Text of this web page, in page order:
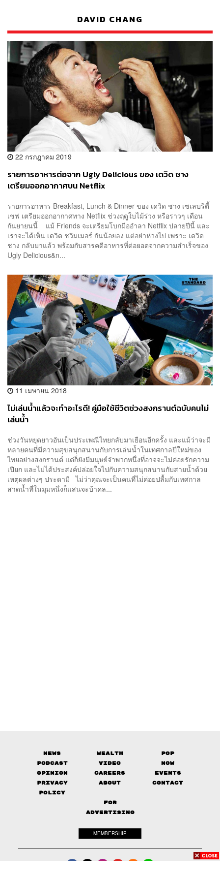
DAVID CHANG
22 กรกฎาคม 2019
รายการอาหารต่อจาก Ugly Delicious ของ เดวิด ชาง
เตรียมออกอากาศบน Netflix
รายการอาหาร Breakfast, Lunch & Dinner ของ เดวิด ชาง เซเลบริตี้
เชฟ เตรียมออกอากาศทาง Netflix ช่วงฤดูใบไม้ร่วง หรือราวๆ เดือน
กันยายนนี้ แม้ Friends จะเตรียมโบกมืออำลา Netflix ปลายปีนี้ และ
เราจะได้เห็น เดวิด ชวิมเมอร์ กันน้อยลง แต่อย่าห่วงไป เพราะ เดวิด
ชาง กลับมาแล้ว พร้อมกับสารคดีอาหารที่ต่อยอดจากความสำเร็จของ
Ugly Delicious&n...
11 เมษายน 2018
ไม่เล่นน้ำแล้วจะทำอะไรดี! คู่มือใช้ชีวิตช่วงสงกรานต์ฉบับคนไม่
เล่นน้ำ
ช่วงวันหยุดยาวอันเป็นประเพณีไทยกลับมาเยือนอีกครั้ง และแม้ว่าจะมี
หลายคนที่มีความสุขสนุกสนานกับการเล่นน้ำในเทศกาลปีใหม่ของ
ไทยอย่างสงกรานต์ แต่ก็ยังมีมนุษย์จำพวกหนึ่งที่อาจจะไม่ค่อยรักความ
เปียก และไม่ได้ประสงค์ปล่อยใจไปกับความสนุกสนานกับสายน้ำด้วย
เหตุผลต่างๆ ประดามี ไม่ว่าคุณจะเป็นคนที่ไม่ค่อยปลื้มกับเทศกาล
สาดน้ำที่ในมุมหนึ่งก็แสนจะบ้าคล...
News Wealth
Pop
Podcast
Video
Now
Opinion
Careers
Events
Privacy
Policy
About Contact
FOR
ADVERTISING
MEMBERSHIP